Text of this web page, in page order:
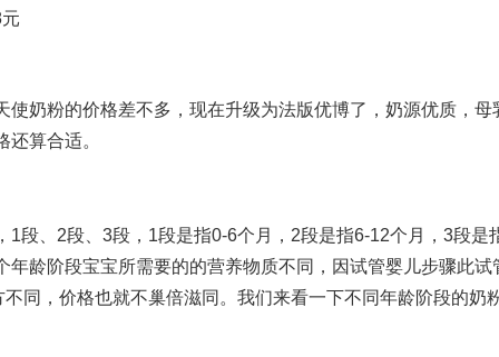
奶粉的价格差不多，现在升级为法版优博了，奶源优质，母
算合适。
段、2段、3段，1段是指0-6个月，2段是指6-12个月，3段是
年龄阶段宝宝所需要的的营养物质不同，因试管婴儿步骤此试
同，价格也就不巢倍滋同。我们来看一下不同年龄阶段的奶